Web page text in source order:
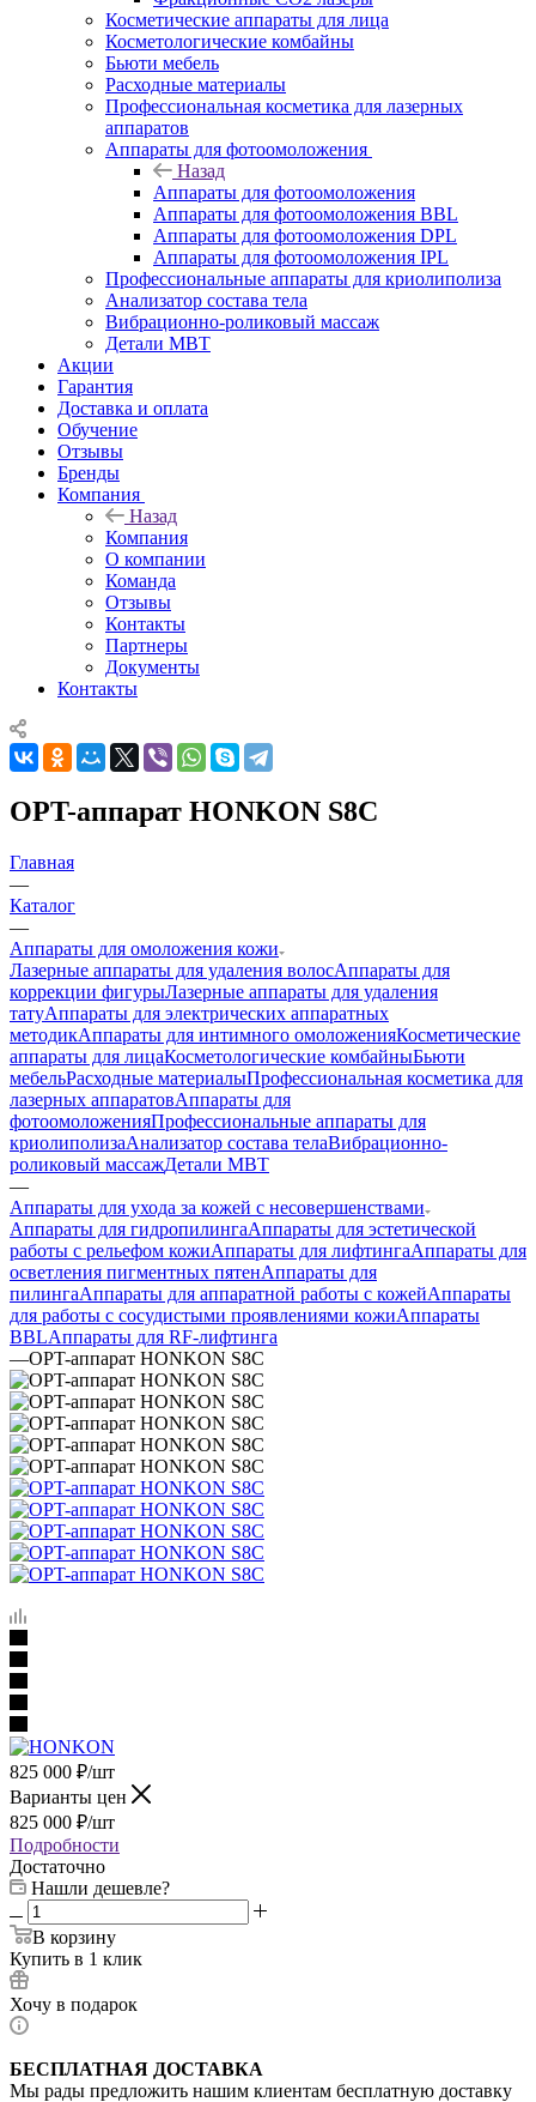
Косметические аппараты для лица
Косметологические комбайны
Бьюти мебель
Расходные материалы
Профессиональная косметика для лазерных
аппаратов
Аппараты для фотоомоложения
Назад
Аппараты для фотоомоложения
Аппараты для фотоомоложения BBL
Аппараты для фотоомоложения DPL
Аппараты для фотоомоложения IPL
Профессиональные аппараты для криолиполиза
Анализатор состава тела
Вибрационно-роликовый массаж
Детали MBT
Акции
Гарантия
Доставка и оплата
Обучение
Отзывы
Бренды
Компания
Назад
Компания
О компании
Команда
Отзывы
Контакты
Партнеры
Документы
Контакты
OPT-аппарат HONKON S8C
Главная
—
Каталог
—
Аппараты для омоложения кожи
Лазерные аппараты для удаления волосАппараты для
коррекции фигурыЛазерные аппараты для удаления
татуАппараты для электрических аппаратных
методикАппараты для интимного омоложенияКосметические
аппараты для лицаКосметологические комбайныБьюти
мебельРасходные материалыПрофессиональная косметика для
лазерных аппаратовАппараты для
фотоомоложенияПрофессиональные аппараты для
криолиполизаАнализатор состава телаВибрационно-
роликовый массажДетали MBT
—
Аппараты для ухода за кожей с несовершенствами
Аппараты для гидропилингаАппараты для эстетической
работы с рельефом кожиАппараты для лифтингаАппараты для
осветления пигментных пятенАппараты для
пилингаАппараты для аппаратной работы с кожейАппараты
для работы с сосудистыми проявлениями кожиАппараты
BBLАппараты для RF-лифтинга
—OPT-аппарат HONKON S8C
825 000 ₽/шт
Варианты цен
825 000 ₽/шт
Подробности
Достаточно
Нашли дешевле?
В корзину
Купить в 1 клик
Хочу в подарок
БЕСПЛАТНАЯ ДОСТАВКА
Мы рады предложить нашим клиентам бесплатную доставку